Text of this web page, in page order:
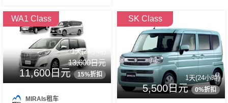
WA1 Class
1天(24小時)
13,600日元
11,600日元 15%折扣
MIRAIs租车
SK Class
1天(24小時)
5,500日元 0%折扣